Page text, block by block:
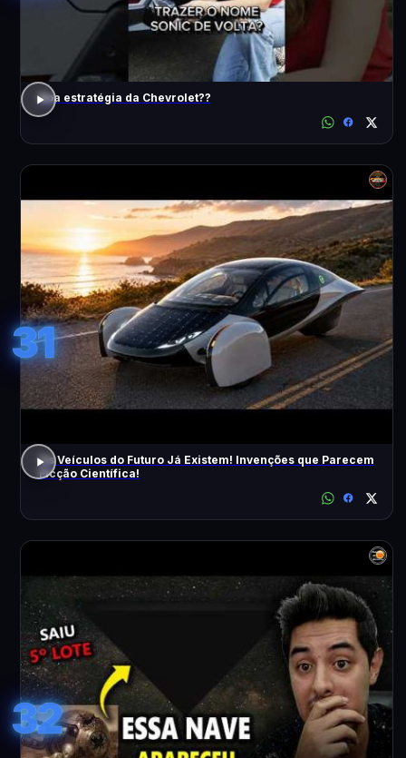
Boa estratégia da Chevrolet??
31
Os Veículos do Futuro Já Existem! Invenções que Parecem
Ficção Científica!
32